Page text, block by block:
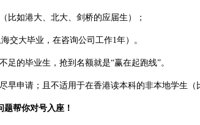
如港大、北大、剑桥的应届生）；
大毕业，在咨询公司工作1年）。
的毕业生，抢到名额就是“赢在起跑线”。
申请；且不适用于在香港读本科的非本地学生（
帮你对号入座！